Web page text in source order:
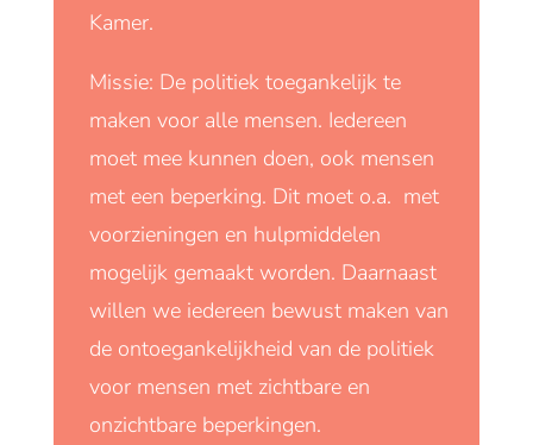
Kamer.
Missie: De politiek toegankelijk te
maken voor alle mensen. Iedereen
moet mee kunnen doen, ook mensen
met een beperking. Dit moet o.a. met
voorzieningen en hulpmiddelen
mogelijk gemaakt worden. Daarnaast
willen we iedereen bewust maken van
de ontoegankelijkheid van de politiek
voor mensen met zichtbare en
onzichtbare beperkingen.